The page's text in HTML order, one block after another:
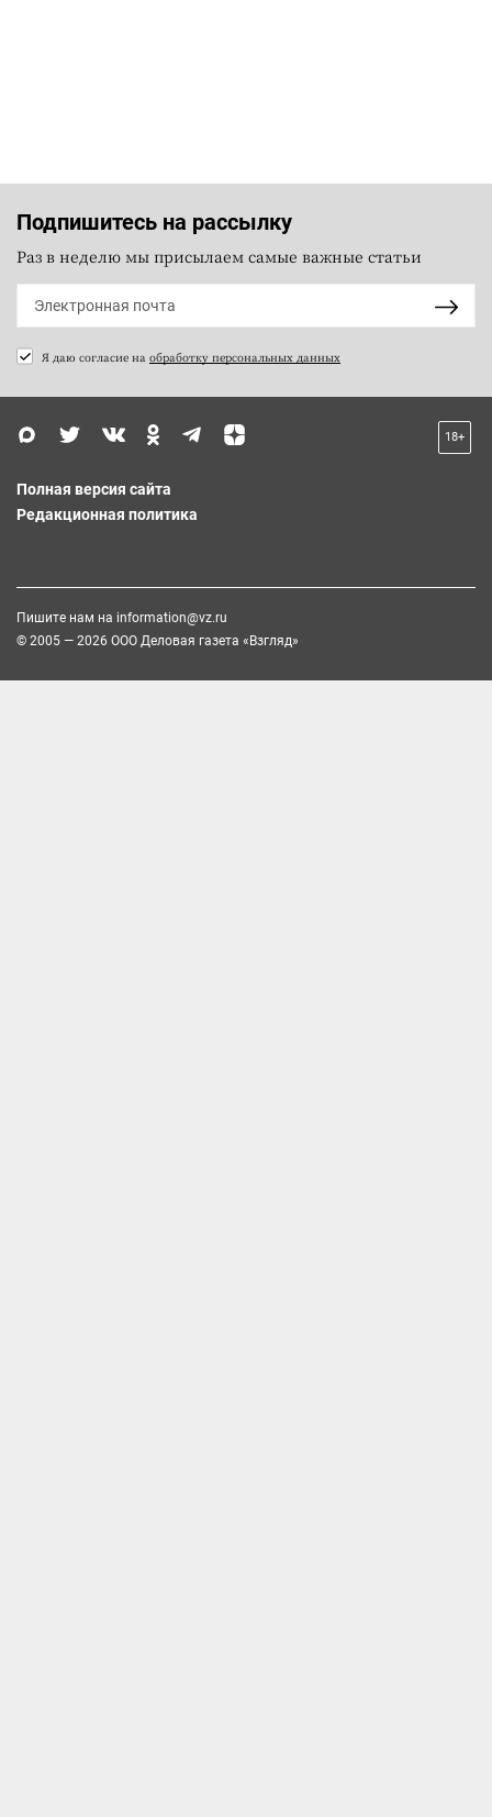
Подпишитесь на рассылку
Раз в неделю мы присылаем самые важные статьи
Я даю согласие на обработку персональных данных
18+
Полная версия сайта
Редакционная политика
Пишите нам на information@vz.ru
© 2005 — 2026 ООО Деловая газета «Взгляд»